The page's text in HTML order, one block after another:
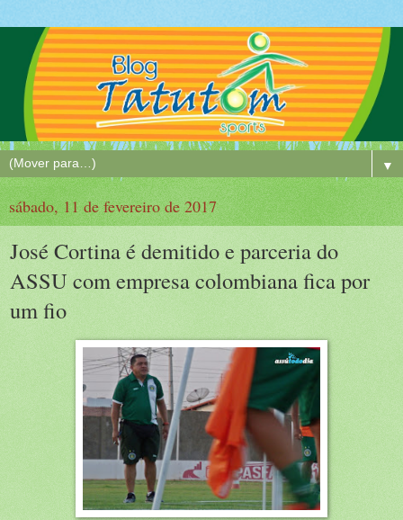
▼
sábado, 11 de fevereiro de 2017
José Cortina é demitido e parceria do
ASSU com empresa colombiana fica por
um fio